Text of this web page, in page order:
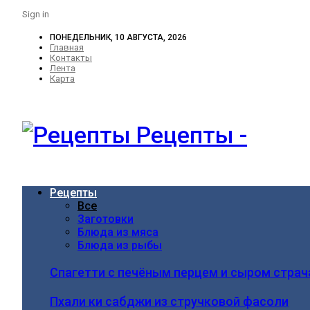
Sign in
ПОНЕДЕЛЬНИК, 10 АВГУСТА, 2026
Главная
Контакты
Лента
Карта
Рецепты -
Рецепты
Все
Заготовки
Блюда из мяса
Блюда из рыбы
Спагетти с печёным перцем и сыром
Пхали ки сабджи из стручковой фасоли